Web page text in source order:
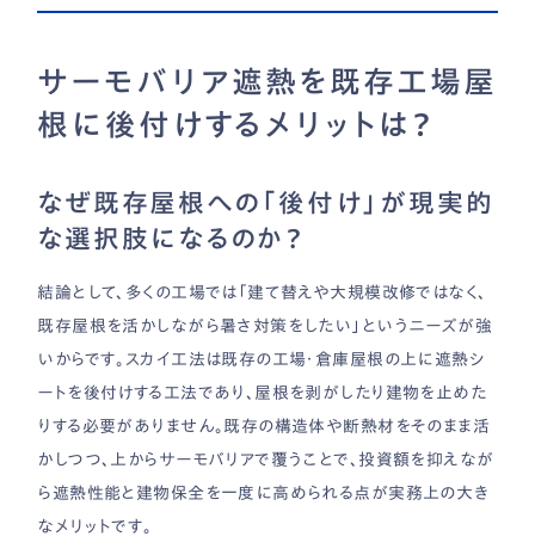
サーモバリア遮熱を既存工場屋
根に後付けするメリットは？
なぜ既存屋根への「後付け」が現実的
な選択肢になるのか？
結論として、多くの工場では「建て替えや大規模改修ではなく、
既存屋根を活かしながら暑さ対策をしたい」というニーズが強
いからです。スカイ工法は既存の工場・倉庫屋根の上に遮熱シ
ートを後付けする工法であり、屋根を剥がしたり建物を止めた
りする必要がありません。既存の構造体や断熱材をそのまま活
かしつつ、上からサーモバリアで覆うことで、投資額を抑えなが
ら遮熱性能と建物保全を一度に高められる点が実務上の大き
なメリットです。